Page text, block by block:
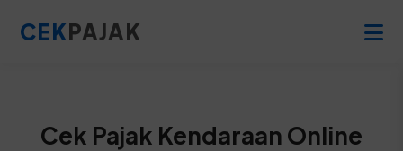
CEKPAJAK
Cek Pajak Kendaraan Online